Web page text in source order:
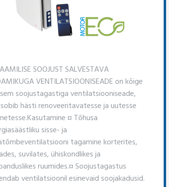
SOOJUST SALVESTAVA
VENTILATSIOONISEADE on kõige
soojustagastiga ventilatsiooniseade,
hästi renoveeritavatesse ja uutesse
​Kasutamine ¤ Tõhusa
sisse- ja
tagamine korterites,
suvilates, ühiskondlikes ja
ruumides. ​¤ Soojustagastus
ventilatsioonil esinevaid soojakadusid.